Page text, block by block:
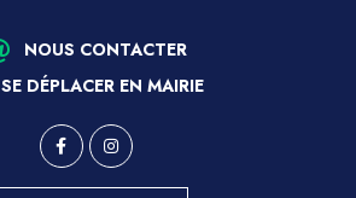
NOUS CONTACTER
SE DÉPLACER EN MAIRIE